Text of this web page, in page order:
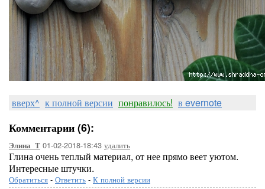
вверх^ к полной версии понравилось! в evernote
Комментарии (6):
Элина_Т 01-02-2018-18:43 удалить
Глина очень теплый материал, от нее прямо веет уютом.
Интересные штучки.
Обратиться - Ответить - К полной версии